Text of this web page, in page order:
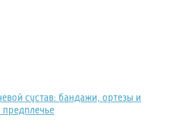
сустав: бандажи, ортезы и
предплечье